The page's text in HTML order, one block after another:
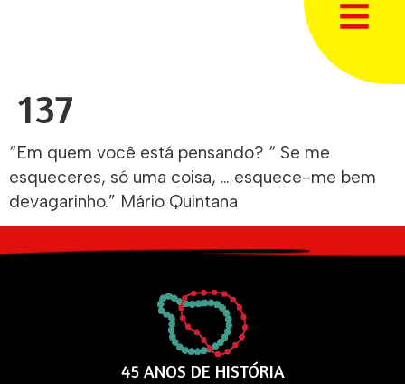
137
“Em quem você está pensando? “ Se me
esqueceres, só uma coisa, … esquece-me bem
devagarinho.” Mário Quintana
45 ANOS DE HISTÓRIA